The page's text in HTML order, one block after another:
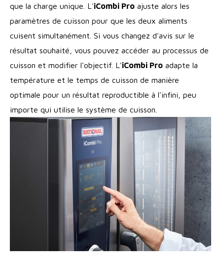
que la charge unique. L'iCombi Proajuste alors les
paramètres de cuisson pour que les deux aliments
cuisent simultanément. Si vous changez d'avis sur le
résultat souhaité, vous pouvez accéder au processus de
cuisson et modifier l'objectif. L'iCombi Proadapte la
température et le temps de cuisson de manière
optimale pour un résultat reproductible à l'infini, peu
importe qui utilise le système de cuisson.